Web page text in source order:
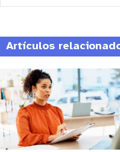
Artículos